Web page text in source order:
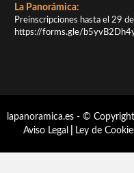
La Panorámica:
Preinscripciones hasta el 29
https://forms.gle/
lapanoramica.es - ©
Aviso Legal
Ley de